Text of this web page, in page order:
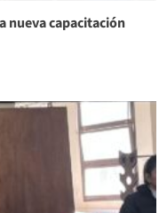
nueva capacitación